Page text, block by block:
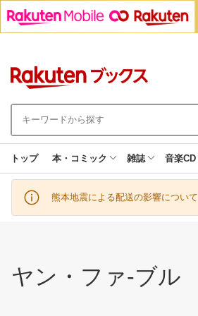
トップ 本・コミック 雑誌 音楽CD
熊本地震による配送の影響について
ヤン・ファ-ブル